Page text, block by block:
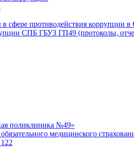
сфере противодействия коррупции
СПБ ГБУЗ ГП49 (протоколы,
поликлиника №49»
медицинского